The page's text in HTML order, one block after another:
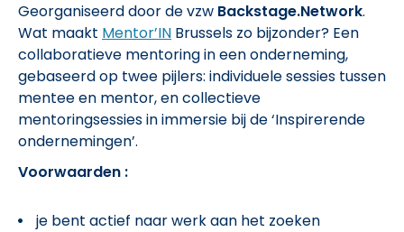
Georganiseerd door de vzw Backstage.Network.
Wat maakt Mentor’IN Brussels zo bijzonder? Een
collaboratieve mentoring in een onderneming,
gebaseerd op twee pijlers: individuele sessies tussen
mentee en mentor, en collectieve
mentoringsessies in immersie bij de ‘Inspirerende
ondernemingen’.
Voorwaarden :
je bent actief naar werk aan het zoeken